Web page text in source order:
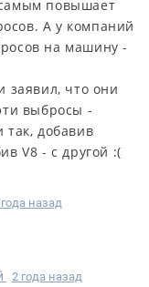
повышает
А у компаний
на машину -
заявил, что они
выбросы -
добавив
V8 - с другой :(
назад
2 года назад